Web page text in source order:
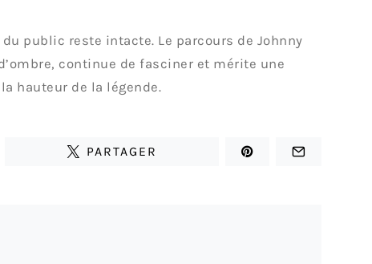
public reste intacte. Le parcours de Johnny
continue de fasciner et mérite une
hauteur de la légende.
PARTAGER